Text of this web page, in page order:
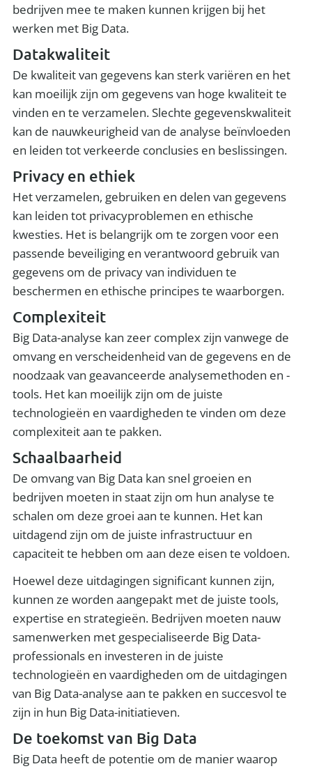
bedrijven mee te maken kunnen krijgen bij het
werken met Big Data.
Datakwaliteit
De kwaliteit van gegevens kan sterk variëren en het
kan moeilijk zijn om gegevens van hoge kwaliteit te
vinden en te verzamelen. Slechte gegevenskwaliteit
kan de nauwkeurigheid van de analyse beïnvloeden
en leiden tot verkeerde conclusies en beslissingen.
Privacy en ethiek
Het verzamelen, gebruiken en delen van gegevens
kan leiden tot privacyproblemen en ethische
kwesties. Het is belangrijk om te zorgen voor een
passende beveiliging en verantwoord gebruik van
gegevens om de privacy van individuen te
beschermen en ethische principes te waarborgen.
Complexiteit
Big Data-analyse kan zeer complex zijn vanwege de
omvang en verscheidenheid van de gegevens en de
noodzaak van geavanceerde analysemethoden en -
tools. Het kan moeilijk zijn om de juiste
technologieën en vaardigheden te vinden om deze
complexiteit aan te pakken.
Schaalbaarheid
De omvang van Big Data kan snel groeien en
bedrijven moeten in staat zijn om hun analyse te
schalen om deze groei aan te kunnen. Het kan
uitdagend zijn om de juiste infrastructuur en
capaciteit te hebben om aan deze eisen te voldoen.
Hoewel deze uitdagingen significant kunnen zijn,
kunnen ze worden aangepakt met de juiste tools,
expertise en strategieën. Bedrijven moeten nauw
samenwerken met gespecialiseerde Big Data-
professionals en investeren in de juiste
technologieën en vaardigheden om de uitdagingen
van Big Data-analyse aan te pakken en succesvol te
zijn in hun Big Data-initiatieven.
De toekomst van Big Data
Big Data heeft de potentie om de manier waarop